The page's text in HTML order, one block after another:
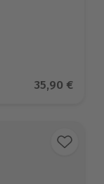
Aktueller
35,90 €